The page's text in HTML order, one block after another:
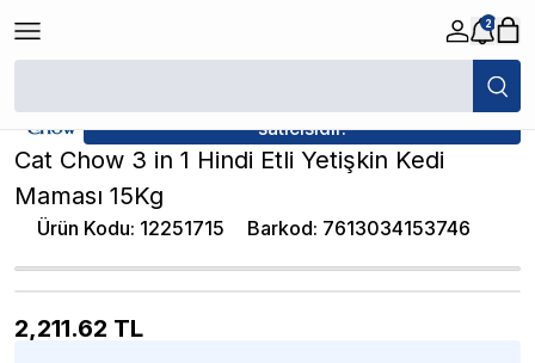
2
/ Cat Chow 3 in 1 Hindi Etli Yetişkin Kedi Maması
satıcısıdır.
Cat Chow 3 in 1 Hindi Etli Yetişkin Kedi
Maması 15Kg
Ürün Kodu: 12251715 Barkod: 7613034153746
2,211.62 TL